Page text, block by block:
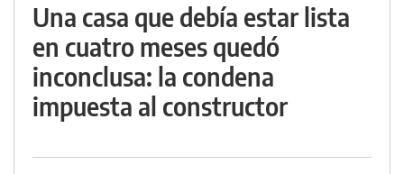
Una casa que debía estar lista
en cuatro meses quedó
inconclusa: la condena
impuesta al constructor